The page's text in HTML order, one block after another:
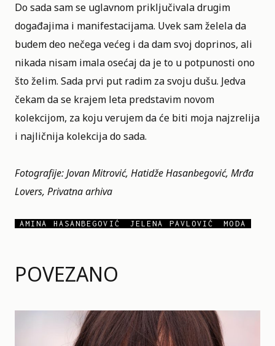
POVEZANO
Do sada sam se uglavnom priključivala drugim
događajima i manifestacijama. Uvek sam želela da
budem deo nečega većeg i da dam svoj doprinos, ali
nikada nisam imala osećaj da je to u potpunosti ono
što želim. Sada prvi put radim za svoju dušu. Jedva
čekam da se krajem leta predstavim novom
kolekcijom, za koju verujem da će biti moja najzrelija
i najličnija kolekcija do sada.
Fotografije: Jovan Mitrović, Hatidže Hasanbegović, Mrđa
Lovers, Privatna arhiva
AMINA HASANBEGOVIĆ JELENA PAVLOVIĆ MODA